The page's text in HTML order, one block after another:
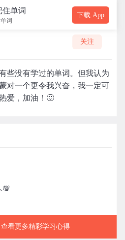
住单词
词
下载 App
关注
些没有学过的单词。但我认为
对一个更令我兴奋，我一定可
爱，加油！🙂
看更多精彩学习心得